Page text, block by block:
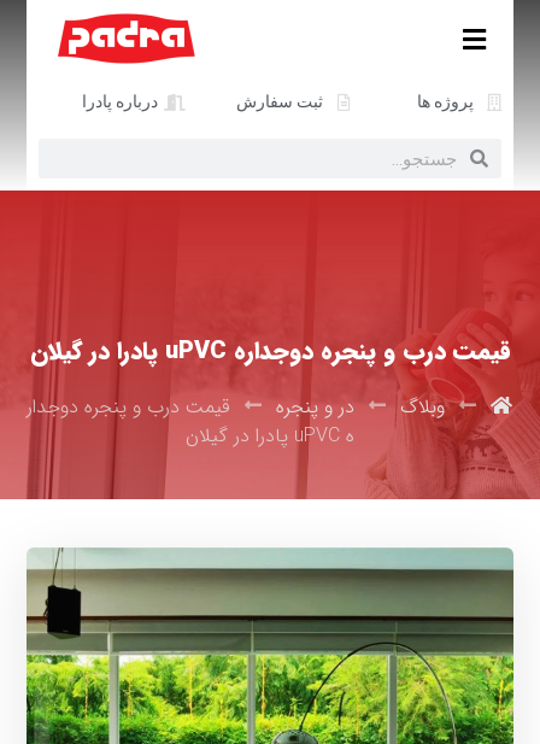
پروژه ها ثبت سفارش درباره پادرا
قیمت درب و پنجره دوجداره uPVC پادرا در گیلان
وبلاگ در و پنجره
قیمت درب و پنجره دوجدار
ه uPVC پادرا در گیلان